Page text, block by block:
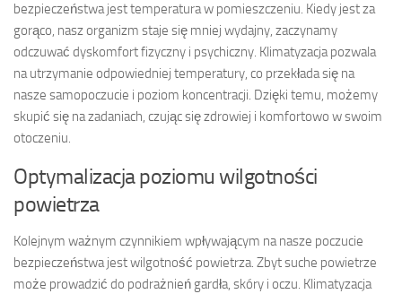
bezpieczeństwa jest temperatura w pomieszczeniu. Kiedy jest za
gorąco, nasz organizm staje się mniej wydajny, zaczynamy
odczuwać dyskomfort fizyczny i psychiczny. Klimatyzacja pozwala
na utrzymanie odpowiedniej temperatury, co przekłada się na
nasze samopoczucie i poziom koncentracji. Dzięki temu, możemy
skupić się na zadaniach, czując się zdrowiej i komfortowo w swoim
otoczeniu.
Optymalizacja poziomu wilgotności
powietrza
Kolejnym ważnym czynnikiem wpływającym na nasze poczucie
bezpieczeństwa jest wilgotność powietrza. Zbyt suche powietrze
może prowadzić do podrażnień gardła, skóry i oczu. Klimatyzacja